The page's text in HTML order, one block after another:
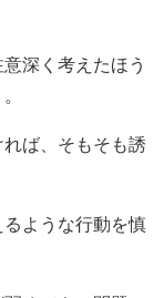
深く考えたほう
ば、そもそも誘
ような行動を慎